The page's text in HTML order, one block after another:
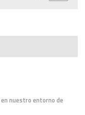
en nuestro entorno de